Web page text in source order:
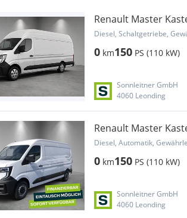
Renault Master
RWD Extra
Diesel, Schaltgetriebe,
0 km150 PS (110 kW)
Sonnleitner GmbH
4060 Leonding
Renault Master
Aut. Transporter /
Diesel, Automatik,
0 km150 PS (110 kW)
Sonnleitner GmbH
4060 Leonding